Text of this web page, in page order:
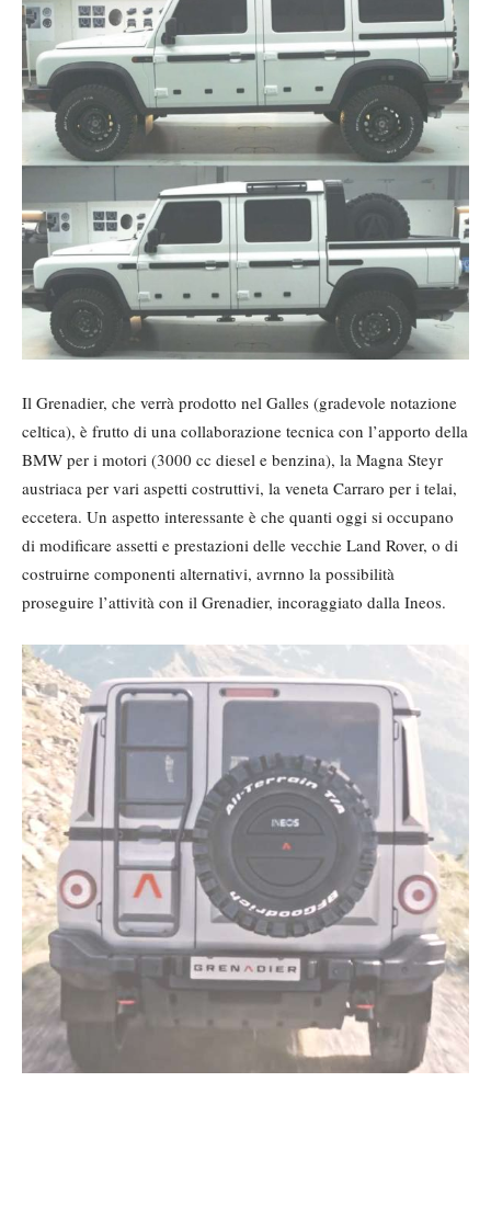
Il Grenadier, che verrà prodotto nel Galles (gradevole notazione
celtica), è frutto di una collaborazione tecnica con l’apporto della
BMW per i motori (3000 cc diesel e benzina), la Magna Steyr
austriaca per vari aspetti costruttivi, la veneta Carraro per i telai,
eccetera. Un aspetto interessante è che quanti oggi si occupano
di modificare assetti e prestazioni delle vecchie Land Rover, o di
costruirne componenti alternativi, avrnno la possibilità
proseguire l’attività con il Grenadier, incoraggiato dalla Ineos.